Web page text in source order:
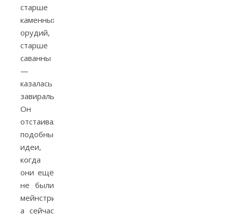
старше
каменных
орудий,
старше
саванны
—
казалась
завиральной.
Он
отстаивал
подобные
идеи,
когда
они ещё
не были
мейнстримом,
а сейчас